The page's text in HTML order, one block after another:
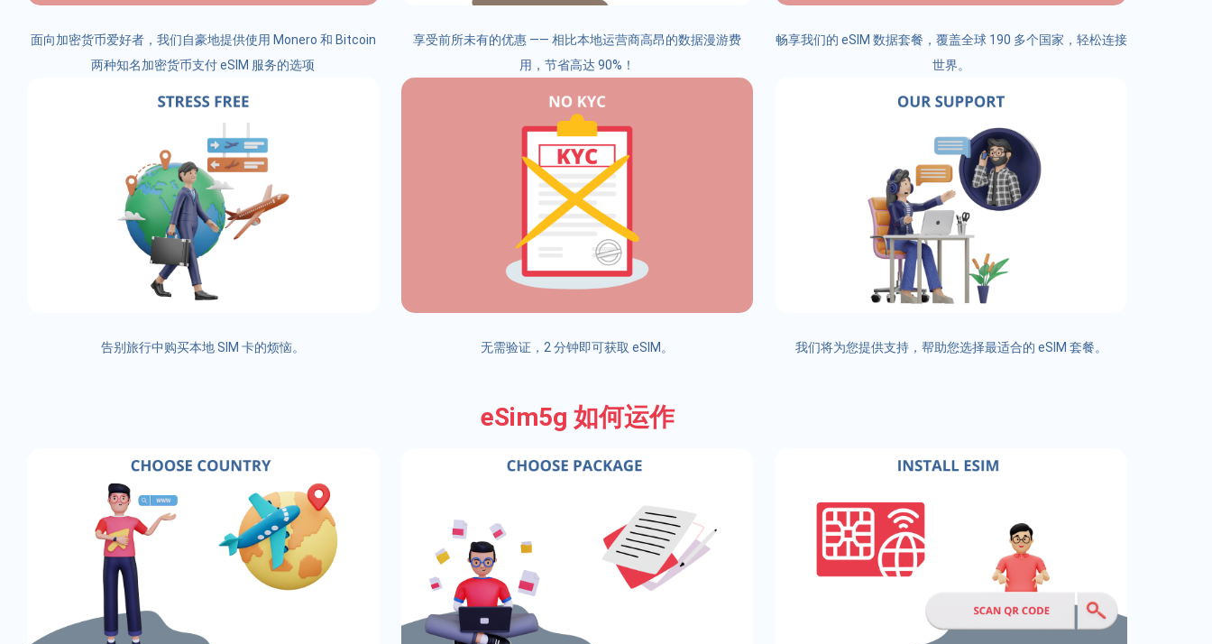
面向加密货币爱好者，我们自豪地提供使用 Monero 和 Bitcoin
两种知名加密货币支付 eSIM 服务的选项
享受前所未有的优惠 —— 相比本地运营商高昂的数据漫游费
用，节省高达 90%！
畅享我们的 eSIM 数据套餐，覆盖全球 190 多个国家，轻松连接
世界。
告别旅行中购买本地 SIM 卡的烦恼。 无需验证，2 分钟即可获取 eSIM。 我们将为您提供支持，帮助您选择最适合的 eSIM 套餐。
eSim5g 如何运作